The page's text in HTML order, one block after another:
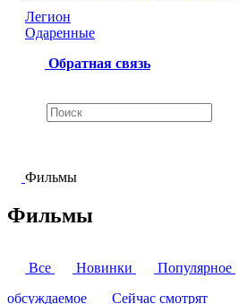
Легион
Одаренные
Обратная связь
Фильмы
Фильмы
Все Новинки Популярное
обсуждаемое
Сейчас смотрят